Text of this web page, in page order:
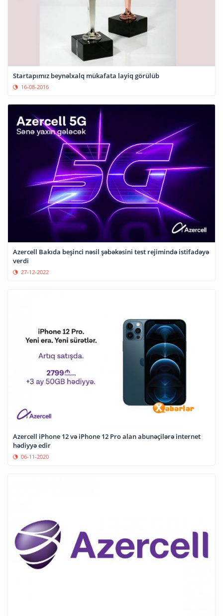
Startapımız beynəlxalq mükafata layiq görülüb
16-08-2016
Azercell Bakıda beşinci nəsil şəbəkəsini test rejimində istifadəyə
verdi
27-12-2022
Azercell iPhone 12 və iPhone 12 Pro alan abunəçilərə internet
hədiyyə edir
06-11-2020